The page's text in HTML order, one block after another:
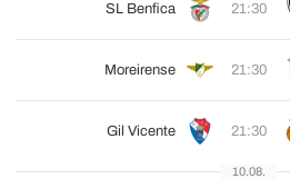
SL Benfica 21:30
Moreirense 21:30
Gil Vicente 21:30
10.08.